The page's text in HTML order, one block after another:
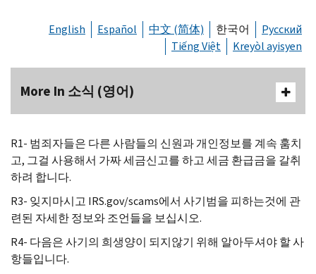
English Español 中文 (简体) 한국어
Русский
Tiếng Việt
Kreyòl ayisyen
More In 소식 (영어)
R1- 범죄자들은 다른 사람들의 신원과 개인정보를 계속 훔치
고, 그걸 사용해서 가짜 세금신고를 하고 세금 환급금을 갈취
하려 합니다.
R3- 잊지마시고 IRS.gov/scams에서 사기범을 피하는것에 관
련된 자세한 정보와 조언들을 보십시오.
R4- 다음은 사기의 희생양이 되지않기 위해 알아두셔야 할 사
항들입니다.